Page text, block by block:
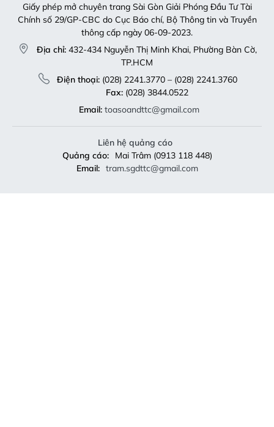
Giấy phép mở chuyên trang Sài Gòn Giải Phóng Đầu Tư Tài
Chính số 29/GP-CBC do Cục Báo chí, Bộ Thông tin và Truyền
thông cấp ngày 06-09-2023.
Địa chỉ: 432-434 Nguyễn Thị Minh Khai, Phường Bàn Cờ,
TP.HCM
Điện thoại:(028) 2241.3770 – (028) 2241.3760
Fax:(028) 3844.0522
Email: toasoandttc@gmail.com
Liên hệ quảng cáo
Quảng cáo:
Mai Trâm (0913 118 448)
Email: tram.sgdttc@gmail.com